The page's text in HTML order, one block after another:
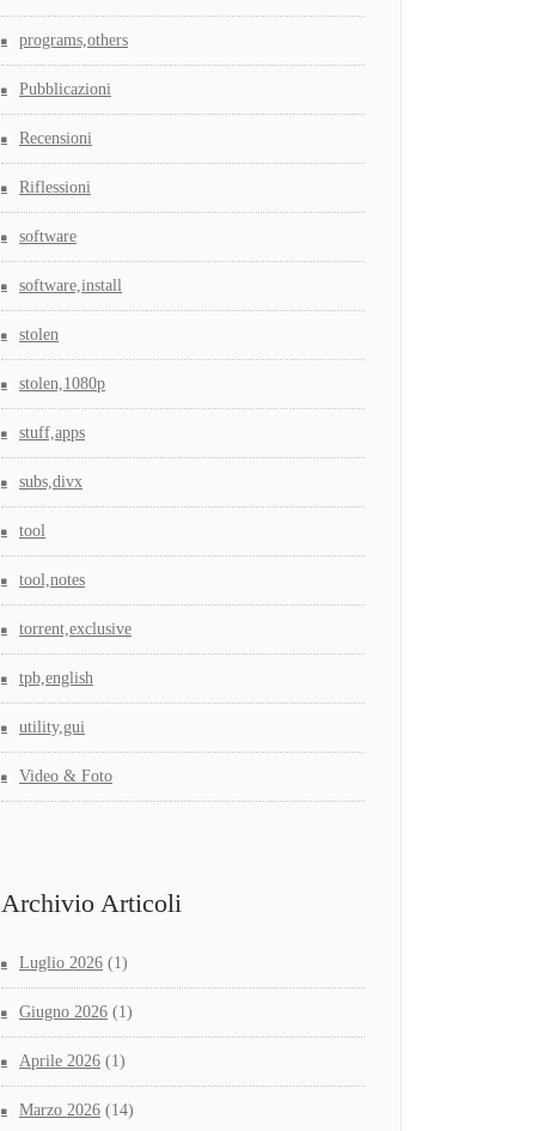
programs,others
Pubblicazioni
Recensioni
Riflessioni
software
software,install
stolen
stolen,1080p
stuff,apps
subs,divx
tool
tool,notes
torrent,exclusive
tpb,english
utility,gui
Video & Foto
Archivio Articoli
Luglio 2026 (1)
Giugno 2026 (1)
Aprile 2026 (1)
Marzo 2026 (14)